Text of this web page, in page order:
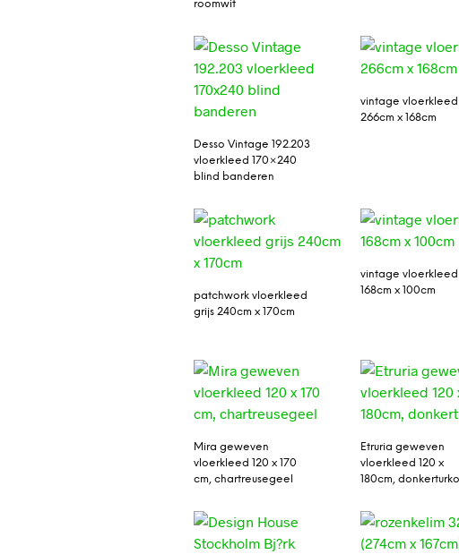
roomwit
Desso Vintage 192.203
vloerkleed 170×240
blind banderen
vintage vloerkleed
266cm x 168cm
patchwork vloerkleed
grijs 240cm x 170cm
vintage vloerkleed
168cm x 100cm
Mira geweven
vloerkleed 120 x 170
cm, chartreusegeel
Etruria geweven
vloerkleed 120 x
180cm,